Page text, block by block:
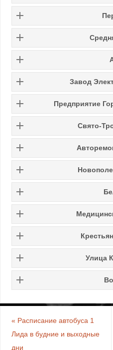
Завод
Предприятие
Свято-
Улица
« Расписание автобуса 1
Лида в будние и выходные
дни